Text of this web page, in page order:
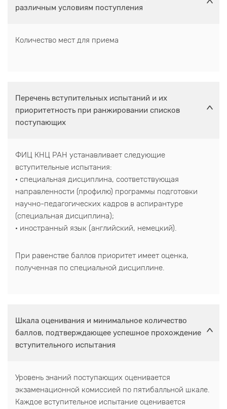
различным условиям поступления
Количество мест для приема
Перечень вступительных испытаний и их
приоритетность при ранжировании списков
поступающих
ФИЦ КНЦ РАН устанавливает следующие
вступительные испытания:
· специальная дисциплина, соответствующая
направленности (профилю) программы подготовки
научно-педагогических кадров в аспирантуре
(специальная дисциплина);
· иностранный язык (английский, немецкий).
При равенстве баллов приоритет имеет оценка,
полученная по специальной дисциплине.
Шкала оценивания и минимальное количество
баллов, подтверждающее успешное прохождение
вступительного испытания
Уровень знаний поступающих оценивается
экзаменационной комиссией по пятибалльной шкале.
Каждое вступительное испытание оценивается